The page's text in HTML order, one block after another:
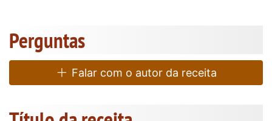
Perguntas
Falar com o autor da receita